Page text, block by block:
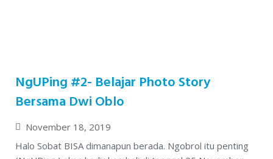
NgUPing #2- Belajar Photo Story
Bersama Dwi Oblo
November 18, 2019
Halo Sobat BISA dimanapun berada. Ngobrol itu penting